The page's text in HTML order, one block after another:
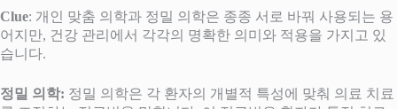
Clue: 개인 맞춤 의학과 정밀 의학은 종종 서로 바꿔 사용되는 용
어지만, 건강 관리에서 각각의 명확한 의미와 적용을 가지고 있
습니다.
정밀 의학: 정밀 의학은 각 환자의 개별적 특성에 맞춰 의료 치료